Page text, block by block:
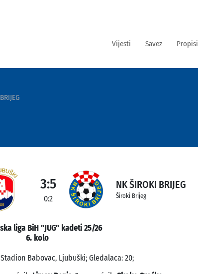
Vijesti Savez Propisi
3:5
0:2
NK ŠIROKI BRIJEG
Široki Brijeg
liga BiH "JUG" kadeti 25/26
6. kolo
Stadion Babovac, Ljubuški; Gledalaca: 20;